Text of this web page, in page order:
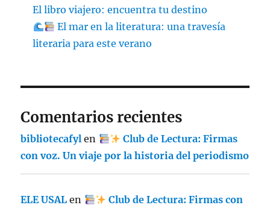
El libro viajero: encuentra tu destino
El mar en la literatura: una travesía
literaria para este verano
Comentarios recientes
bibliotecafyl en
Club de Lectura: Firmas
con voz. Un viaje por la historia del periodismo
ELE USAL en Club de Lectura: Firmas con